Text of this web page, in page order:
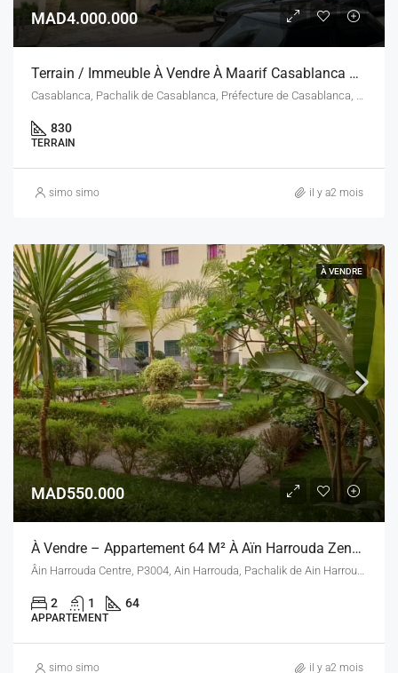
MAD4.000.000
Terrain / Immeuble À Vendre À Maarif Casablanca – 830 M² – Zone B5 R+5
830
TERRAIN
simo simo il y a2 mois
À VENDRE
MAD550.000
À Vendre – Appartement 64 M² À Aïn Harrouda Zenata – Résidence Bel Air
Âin Harrouda Centre, P3004, Ain Harrouda, Pachalik de Ain Harrouda, Préfecture de Mohammédia, Casablanca-Settat, 28632, Maroc
2 1 64
APPARTEMENT
simo simo il y a2 mois